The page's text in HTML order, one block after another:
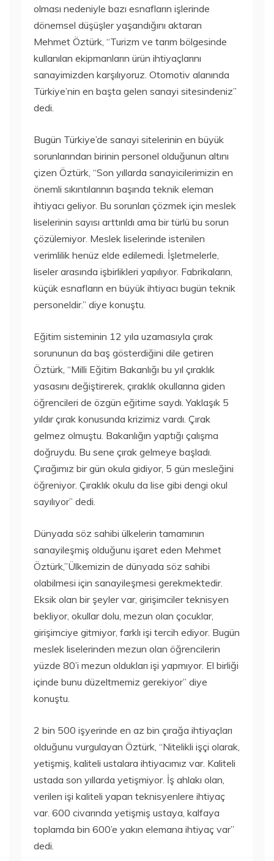
olması nedeniyle bazı esnafların işlerinde
dönemsel düşüşler yaşandığını aktaran
Mehmet Öztürk, “Turizm ve tarım bölgesinde
kullanılan ekipmanların ürün ihtiyaçlarını
sanayimizden karşılıyoruz. Otomotiv alanında
Türkiye’nin en başta gelen sanayi sitesindeniz”
dedi.
Bugün Türkiye’de sanayi sitelerinin en büyük
sorunlarından birinin personel olduğunun altını
çizen Öztürk, “Son yıllarda sanayicilerimizin en
önemli sıkıntılarının başında teknik eleman
ihtiyacı geliyor. Bu sorunları çözmek için meslek
liselerinin sayısı arttırıldı ama bir türlü bu sorun
çözülemiyor. Meslek liselerinde istenilen
verimlilik henüz elde edilemedi. İşletmelerle,
liseler arasında işbirlikleri yapılıyor. Fabrikaların,
küçük esnafların en büyük ihtiyacı bugün teknik
personeldir.” diye konuştu.
Eğitim sisteminin 12 yıla uzamasıyla çırak
sorununun da baş gösterdiğini dile getiren
Öztürk, “Milli Eğitim Bakanlığı bu yıl çıraklık
yasasını değiştirerek, çıraklık okullarına giden
öğrencileri de özgün eğitime saydı. Yaklaşık 5
yıldır çırak konusunda krizimiz vardı. Çırak
gelmez olmuştu. Bakanlığın yaptığı çalışma
doğruydu. Bu sene çırak gelmeye başladı.
Çırağımız bir gün okula gidiyor, 5 gün mesleğini
öğreniyor. Çıraklık okulu da lise gibi dengi okul
sayılıyor” dedi.
Dünyada söz sahibi ülkelerin tamamının
sanayileşmiş olduğunu işaret eden Mehmet
Öztürk,”Ülkemizin de dünyada söz sahibi
olabilmesi için sanayileşmesi gerekmektedir.
Eksik olan bir şeyler var, girişimciler teknisyen
bekliyor, okullar dolu, mezun olan çocuklar,
girişimciye gitmiyor, farklı işi tercih ediyor. Bugün
meslek liselerinden mezun olan öğrencilerin
yüzde 80’i mezun oldukları işi yapmıyor. El birliği
içinde bunu düzeltmemiz gerekiyor” diye
konuştu.
2 bin 500 işyerinde en az bin çırağa ihtiyaçları
olduğunu vurgulayan Öztürk, “Nitelikli işçi olarak,
yetişmiş, kaliteli ustalara ihtiyacımız var. Kaliteli
ustada son yıllarda yetişmiyor. İş ahlakı olan,
verilen işi kaliteli yapan teknisyenlere ihtiyaç
var. 600 civarında yetişmiş ustaya, kalfaya
toplamda bin 600’e yakın elemana ihtiyaç var”
dedi.